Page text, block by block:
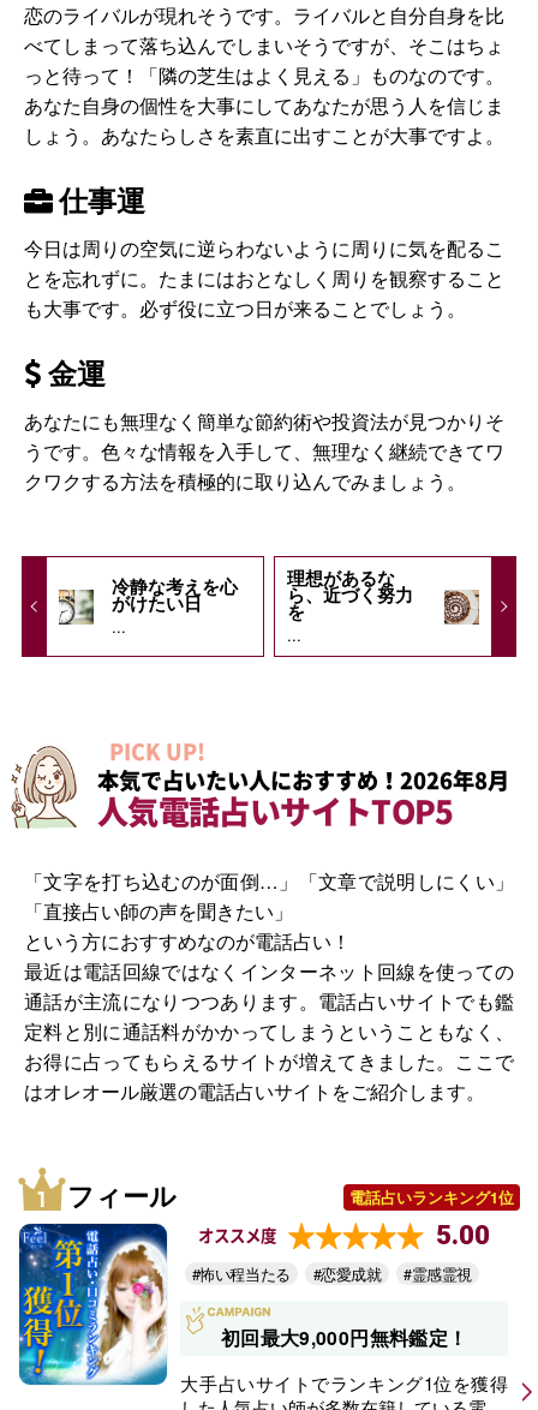
恋のライバルが現れそうです。ライバルと自分自身を比
べてしまって落ち込んでしまいそうですが、そこはちょ
っと待って！「隣の芝生はよく見える」ものなのです。
あなた自身の個性を大事にしてあなたが思う人を信じま
しょう。あなたらしさを素直に出すことが大事ですよ。
仕事運
今日は周りの空気に逆らわないように周りに気を配るこ
とを忘れずに。たまにはおとなしく周りを観察すること
も大事です。必ず役に立つ日が来ることでしょう。
金運
あなたにも無理なく簡単な節約術や投資法が見つかりそ
うです。色々な情報を入手して、無理なく継続できてワ
クワクする方法を積極的に取り込んでみましょう。
冷静な考えを心
がけたい日
...
理想があるな
ら、近づく努力
を
...
PICK UP!
本気で占いたい人におすすめ！2026年8月
人気電話占いサイトTOP5
「文字を打ち込むのが面倒…」「文章で説明しにくい」
「直接占い師の声を聞きたい」
という方におすすめなのが電話占い！
最近は電話回線ではなくインターネット回線を使っての
通話が主流になりつつあります。電話占いサイトでも鑑
定料と別に通話料がかかってしまうということもなく、
お得に占ってもらえるサイトが増えてきました。ここで
はオレオール厳選の電話占いサイトをご紹介します。
フィール 電話占いランキング1位
オススメ度 5.00
#怖い程当たる #恋愛成就 #霊感霊視
初回最大9,000円無料鑑定！
大手占いサイトでランキング1位を獲得